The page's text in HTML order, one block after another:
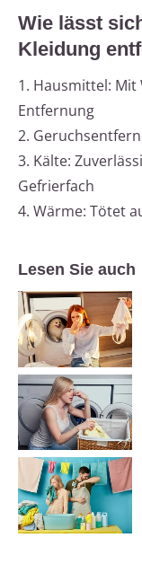
Wie lässt
Kleidung
1. Hausmittel:
Entfernung
2.
3. Kälte:
Gefrierfach
4. Wärme: Tötet
Lesen Sie auch